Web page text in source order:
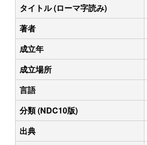
タイトル (ローマ字読み)
著者
成立年
成立場所
言語
分類 (NDC10版)
出典